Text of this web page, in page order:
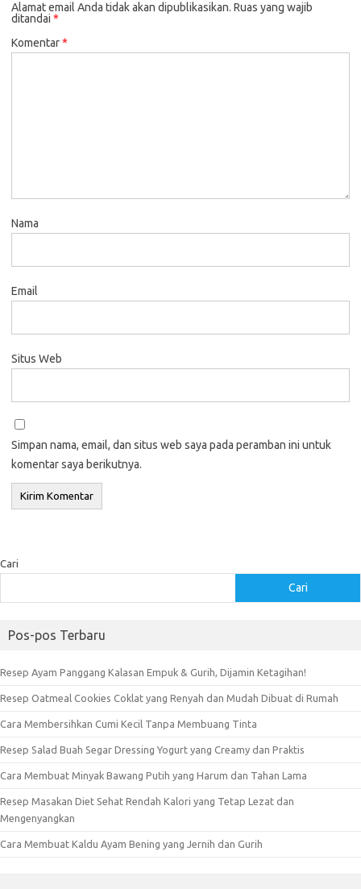
Alamat email Anda tidak akan dipublikasikan. Ruas yang wajib
ditandai *
Komentar*
Nama
Email
Situs Web
Simpan nama, email, dan situs web saya pada peramban ini untuk
komentar saya berikutnya.
Cari
Cari
Pos-pos Terbaru
Resep Ayam Panggang Kalasan Empuk & Gurih, Dijamin Ketagihan!
Resep Oatmeal Cookies Coklat yang Renyah dan Mudah Dibuat di Rumah
Cara Membersihkan Cumi Kecil Tanpa Membuang Tinta
Resep Salad Buah Segar Dressing Yogurt yang Creamy dan Praktis
Cara Membuat Minyak Bawang Putih yang Harum dan Tahan Lama
Resep Masakan Diet Sehat Rendah Kalori yang Tetap Lezat dan
Mengenyangkan
Cara Membuat Kaldu Ayam Bening yang Jernih dan Gurih